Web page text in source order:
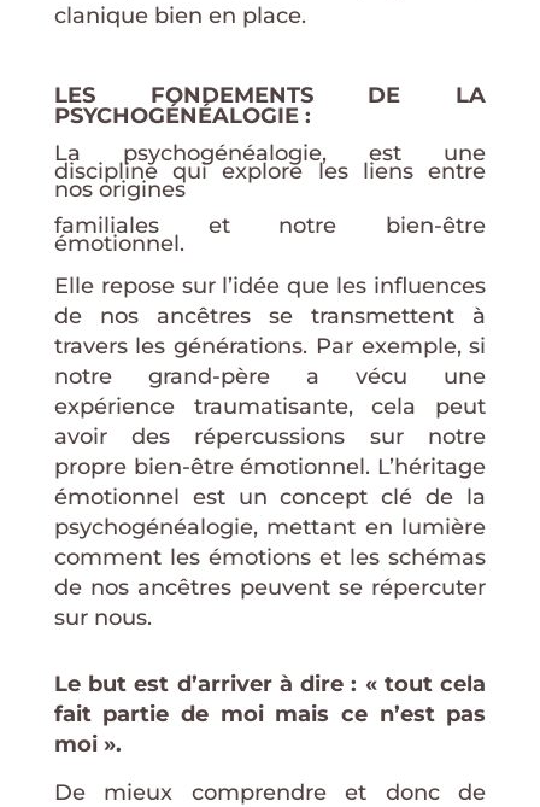
clanique bien en place.
LES FONDEMENTS DE LA
PSYCHOGÉNÉALOGIE :
La psychogénéalogie, est une
discipline qui explore les liens entre
nos origines
familiales et notre bien-être
émotionnel.
Elle repose sur l’idée que les influences
de nos ancêtres se transmettent à
travers les générations. Par exemple, si
notre grand-père a vécu une
expérience traumatisante, cela peut
avoir des répercussions sur notre
propre bien-être émotionnel. L’héritage
émotionnel est un concept clé de la
psychogénéalogie, mettant en lumière
comment les émotions et les schémas
de nos ancêtres peuvent se répercuter
sur nous.
Le but est d’arriver à dire : « tout cela
fait partie de moi mais ce n’est pas
moi ».
De mieux comprendre et donc de